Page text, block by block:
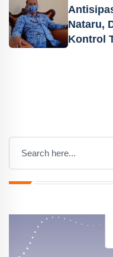
Nataru,
Kontrol